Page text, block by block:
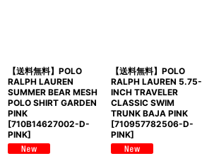
【送料無料】POLO
RALPH LAUREN
SUMMER BEAR MESH
POLO SHIRT GARDEN
PINK
[710B14627002-D-
PINK]
【送料無料】POLO
RALPH LAUREN 5.75-
INCH TRAVELER
CLASSIC SWIM
TRUNK BAJA PINK
[710957782506-D-
PINK]